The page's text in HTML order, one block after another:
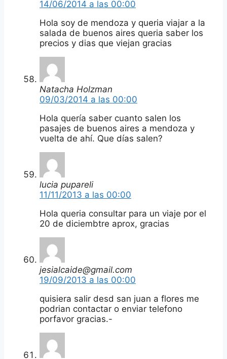
14/06/2014 a las 00:00
Hola soy de mendoza y queria viajar a la
salada de buenos aires queria saber los
precios y dias que viejan gracias
Natacha Holzman
09/03/2014 a las 00:00
Hola quería saber cuanto salen los
pasajes de buenos aires a mendoza y
vuelta de ahí. Que días salen?
lucia pupareli
11/11/2013 a las 00:00
Hola queria consultar para un viaje por el
20 de diciembtre aprox, gracias
jesialcaide@gmail.com
19/09/2013 a las 00:00
quisiera salir desd san juan a flores me
podrian contactar o enviar telefono
porfavor gracias.-